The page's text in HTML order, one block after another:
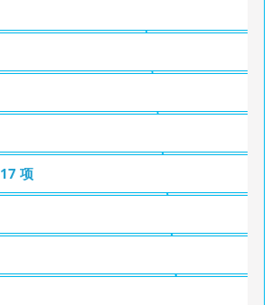
17 项